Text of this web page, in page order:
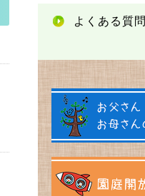
よくある質問